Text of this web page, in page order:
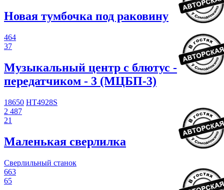
Новая тумбочка под раковину
464
37
Музыкальный центр с блютус -
передатчиком - 3 (МЦБП-3)
18650 HT4928S
2 487
21
Маленькая сверлилка
Сверлильный станок
663
65